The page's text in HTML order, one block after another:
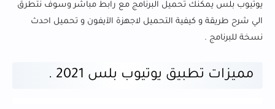
يوتيوب بلس يمكنك تحميل البرنامج مع رابط مباشر وسوف نتطرق
الي شرح طريقة و كيفية التحميل لاجهزة الآيفون و تحميل احدث
نسخة للبرنامج .
مميزات تطبيق يوتيوب بلس 2021 .